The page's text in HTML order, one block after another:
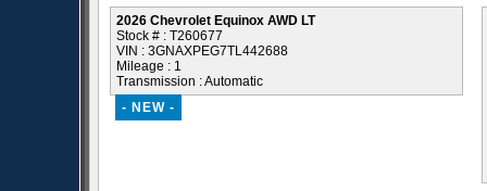
2026 Chevrolet Equinox AWD LT
Stock # : T260677
VIN : 3GNAXPEG7TL442688
Mileage : 1
Transmission : Automatic
- NEW -